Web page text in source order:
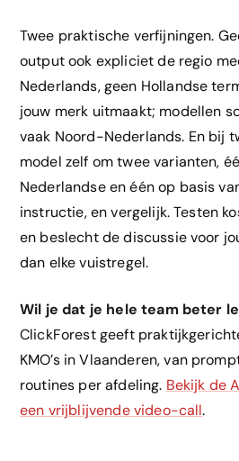
Twee praktische verfijningen.
output ook expliciet de regio
Nederlands, geen Hollandse
jouw merk uitmaakt; modellen
vaak Noord-Nederlands. En bij
model zelf om twee varianten,
Nederlandse en één op basis
instructie, en vergelijk. Testen
en beslecht de discussie voor
dan elke vuistregel.
Wil je dat je hele team beter
ClickForest geeft
KMO’s in Vlaanderen, van
routines per afdeling. Bekijk de
een vrijblijvende video-call.